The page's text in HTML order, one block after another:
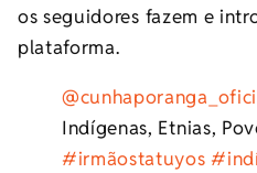
os seguidores fazem e
plataforma.
Indígenas, Etnias,
#irmãostatuyos